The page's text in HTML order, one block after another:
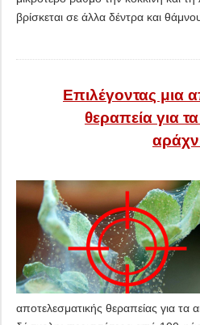
βρίσκεται σε άλλα δέντρα και
Επιλέγοντας μια
θεραπεία για
αποτελεσματικής θεραπείας για τα